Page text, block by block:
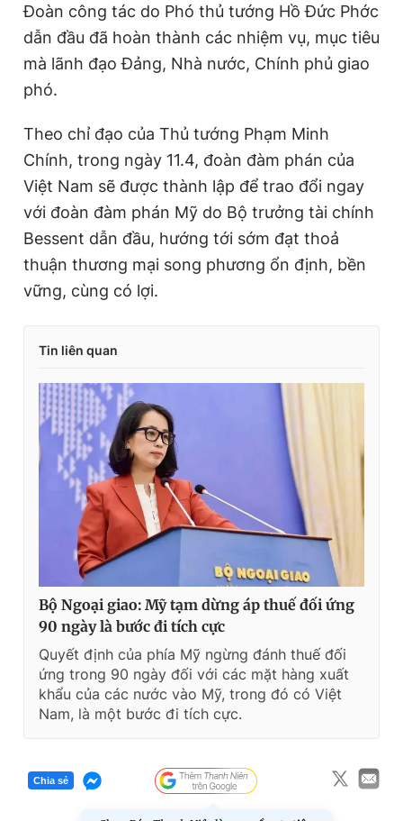
Đoàn công tác do Phó thủ tướng Hồ Đức Phớc
dẫn đầu đã hoàn thành các nhiệm vụ, mục tiêu
mà lãnh đạo Đảng, Nhà nước, Chính phủ giao
phó.
Theo chỉ đạo của Thủ tướng Phạm Minh
Chính, trong ngày 11.4, đoàn đàm phán của
Việt Nam sẽ được thành lập để trao đổi ngay
với đoàn đàm phán Mỹ do Bộ trưởng tài chính
Bessent dẫn đầu, hướng tới sớm đạt thoả
thuận thương mại song phương ổn định, bền
vững, cùng có lợi.
Tin liên quan
Bộ Ngoại giao: Mỹ tạm dừng áp thuế đối ứng
90 ngày là bước đi tích cực
Quyết định của phía Mỹ ngừng đánh thuế đối
ứng trong 90 ngày đối với các mặt hàng xuất
khẩu của các nước vào Mỹ, trong đó có Việt
Nam, là một bước đi tích cực.
Chia sẻ